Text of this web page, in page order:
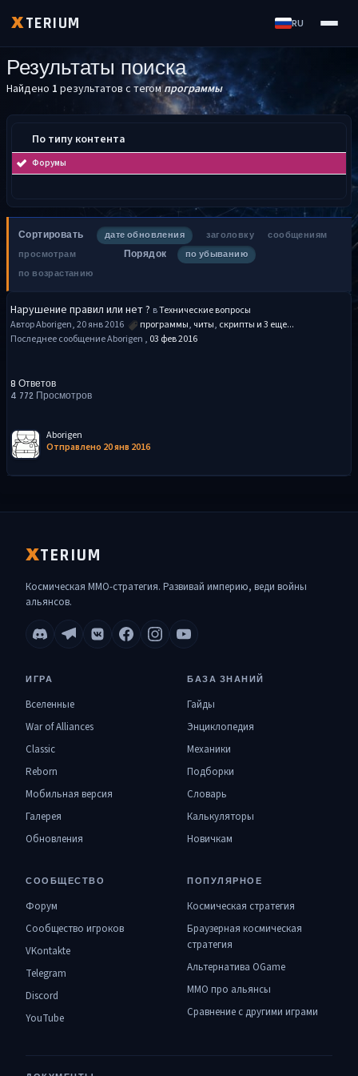
XTERIUM RU
Результаты поиска
Найдено 1 результатов с тегомпрограммы
По типу контента
Форумы
Сортировать дате обновления заголовку
сообщениям
просмотрам
Порядок
по убыванию
по возрастанию
Нарушение правил или нет ? вТехнические вопросы
Автор Aborigen, 20 янв 2016
программы, читы, скрипты и 3 еще...
Последнее сообщение Aborigen , 03 фев 2016
8 Ответов
4 772 Просмотров
Aborigen
Отправлено 20 янв 2016
XTERIUM
Космическая MMO-стратегия. Развивай империю, веди войны
альянсов.
ИГРА
Вселенные
War of Alliances
Classic
Reborn
Мобильная версия
Галерея
Обновления
БАЗА ЗНАНИЙ
Гайды
Энциклопедия
Механики
Подборки
Словарь
Калькуляторы
Новичкам
СООБЩЕСТВО
Форум
Сообщество игроков
VKontakte
Telegram
Discord
YouTube
ПОПУЛЯРНОЕ
Космическая стратегия
Браузерная космическая
стратегия
Альтернатива OGame
MMO про альянсы
Сравнение с другими играми